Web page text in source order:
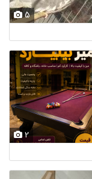
5
2